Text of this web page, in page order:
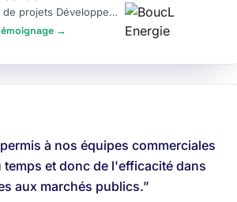
Cheffe de projets Développement
→
à nos équipes commerciales
temps et donc de l'efficacité dans
aux marchés publics.”